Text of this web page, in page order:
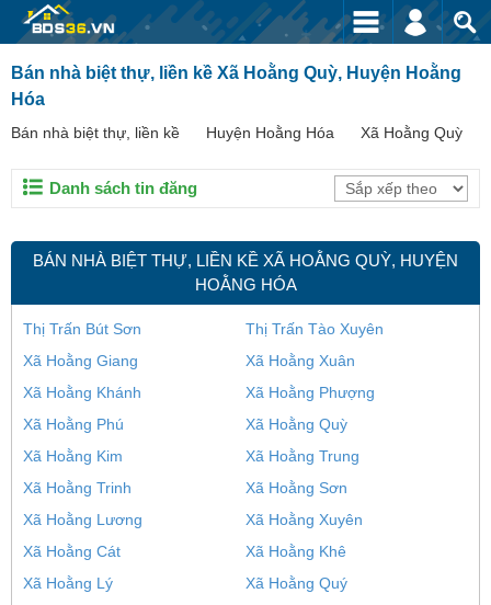
Bán nhà biệt thự, liền kề Xã Hoằng Quỳ, Huyện Hoằng
Hóa
Bán nhà biệt thự, liền kề Huyện Hoằng Hóa Xã Hoằng Quỳ
Danh sách tin đăng
BÁN NHÀ BIỆT THỰ, LIỀN KỀ XÃ HOẰNG QUỲ, HUYỆN
HOẰNG HÓA
Thị Trấn Bút Sơn
Thị Trấn Tào Xuyên
Xã Hoằng Giang
Xã Hoằng Xuân
Xã Hoằng Khánh
Xã Hoằng Phượng
Xã Hoằng Phú
Xã Hoằng Quỳ
Xã Hoằng Kim
Xã Hoằng Trung
Xã Hoằng Trinh
Xã Hoằng Sơn
Xã Hoằng Lương
Xã Hoằng Xuyên
Xã Hoằng Cát
Xã Hoằng Khê
Xã Hoằng Lý
Xã Hoằng Quý